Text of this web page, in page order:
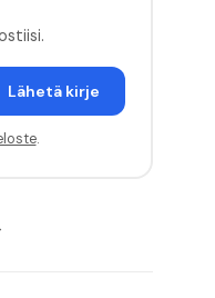
Lähetä kirje
.